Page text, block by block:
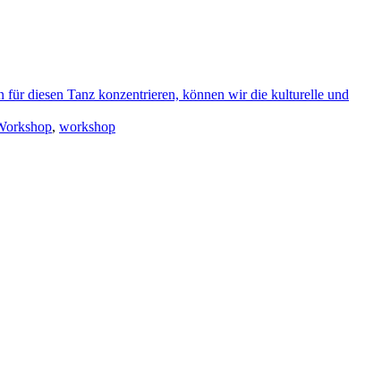
diesen Tanz konzentrieren, können wir die kulturelle und
, workshop